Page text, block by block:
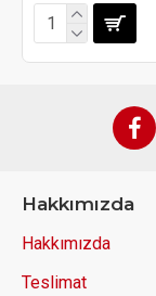
Hakkımızda
Hakkımızda
Teslimat